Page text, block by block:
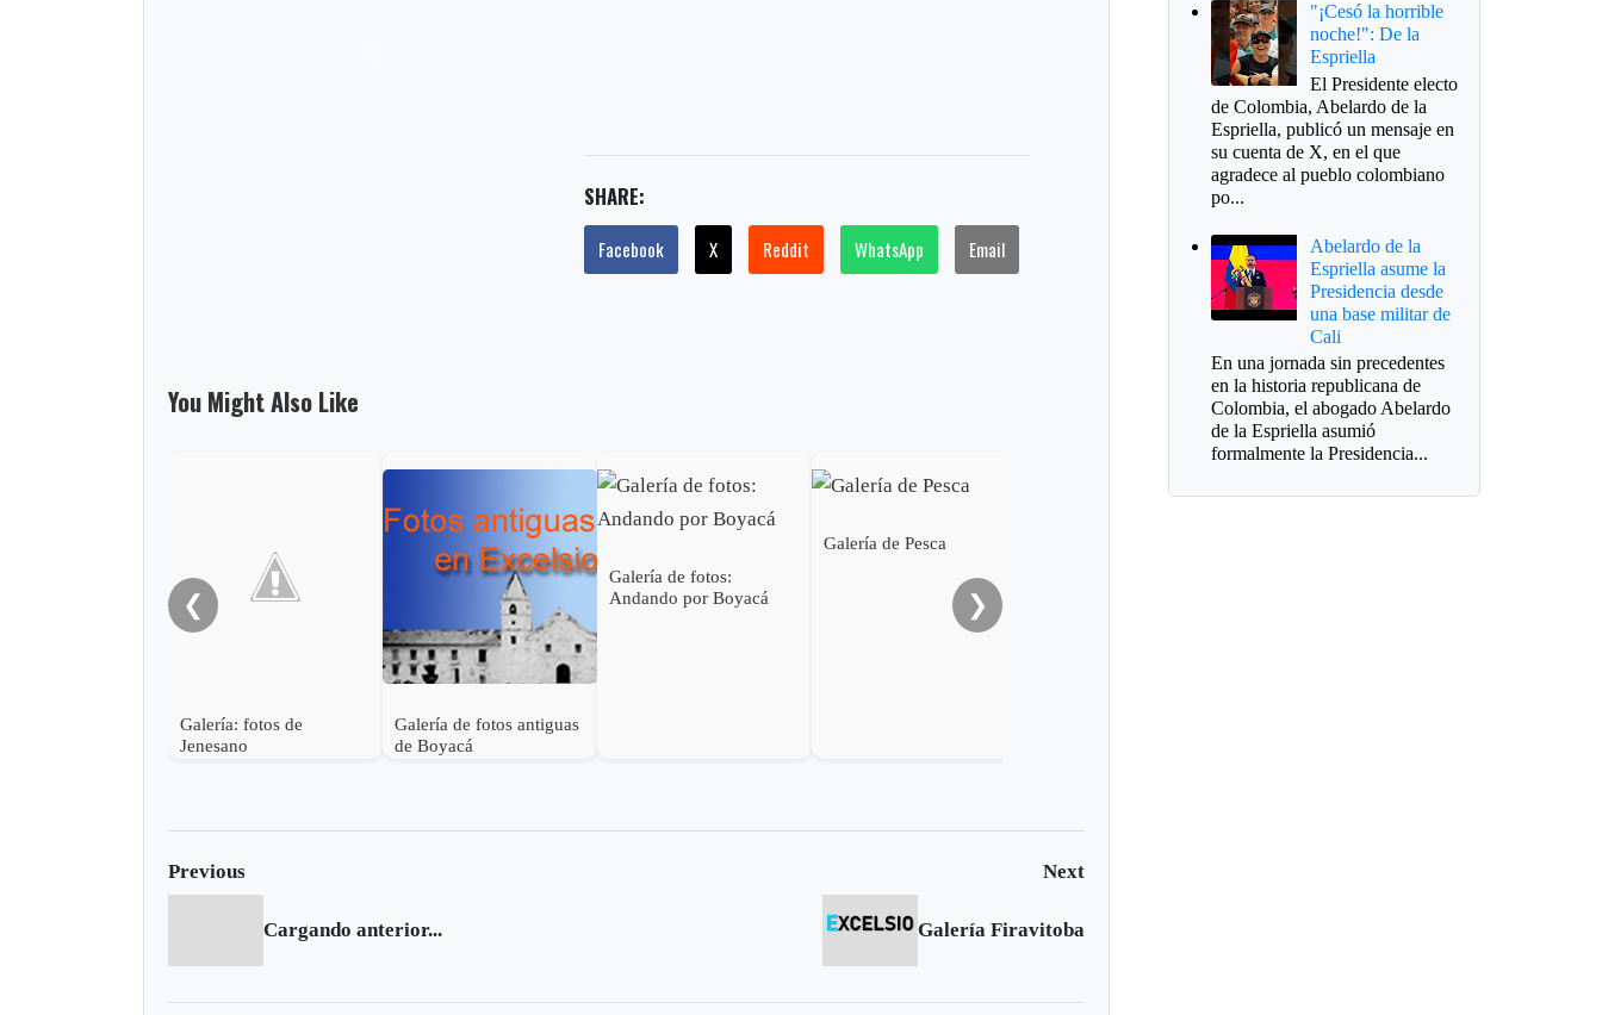
SHARE:
Facebook X Reddit WhatsApp Email
You Might Also Like
❮
Galería: fotos de
Jenesano
Galería de fotos antiguas
de Boyacá
Galería de fotos:
Andando por Boyacá
Galería de Pesca
❯
Previous Next
Cargando anterior... Galería Firavitoba
"¡Cesó la horrible
noche!": De la
Espriella
El Presidente electo
de Colombia, Abelardo de la
Espriella, publicó un mensaje en
su cuenta de X, en el que
agradece al pueblo colombiano
po...
Abelardo de la
Espriella asume la
Presidencia desde
una base militar de
Cali
En una jornada sin precedentes
en la historia republicana de
Colombia, el abogado Abelardo
de la Espriella asumió
formalmente la Presidencia...